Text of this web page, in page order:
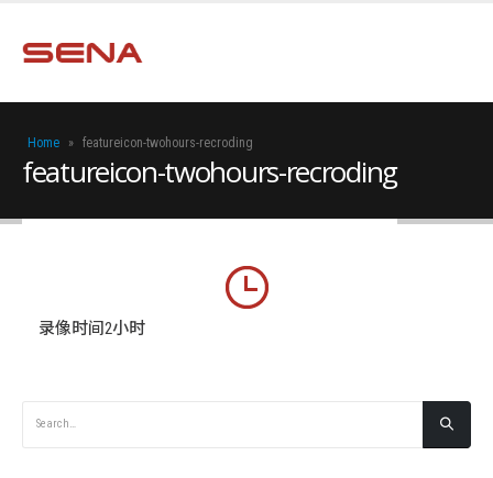
Home » featureicon-twohours-recroding
featureicon-twohours-recroding
录像时间2小时